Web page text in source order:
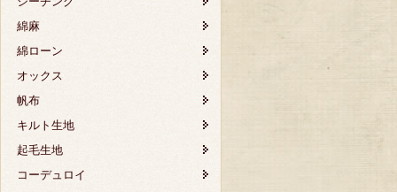
綿麻
綿ローン
オックス
帆布
キルト生地
起毛生地
コーデュロイ